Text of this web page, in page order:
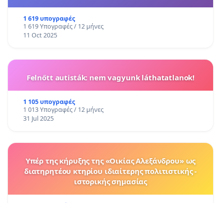
1 619 υπογραφές
1 619 Υπογραφές / 12 μήνες
11 Oct 2025
Felnőtt autisták: nem vagyunk láthatatlanok!
1 105 υπογραφές
1 013 Υπογραφές / 12 μήνες
31 Jul 2025
Υπέρ της κήρυξης της «Οικίας Αλεξάνδρου» ως
διατηρητέου κτηρίου ιδιαίτερης πολιτιστικής -
ιστορικής σημασίας